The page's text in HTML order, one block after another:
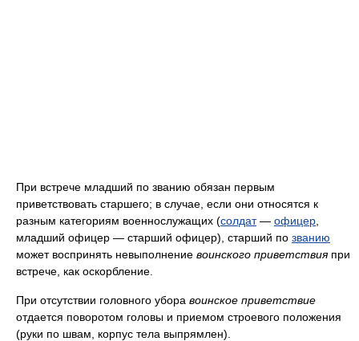
При встрече младший по званию обязан первым
приветствовать старшего; в случае, если они относятся к
разным категориям военнослужащих (солдат— офицер
младший офицер — старший офицер), старший по званию
может воспринять невыполнение воинского приветствияпри
встрече, как оскорбление.
При отсутствии головного убора воинское приветствие
отдается поворотом головы и приемом строевого положения
(руки по швам, корпус тела выпрямлен).